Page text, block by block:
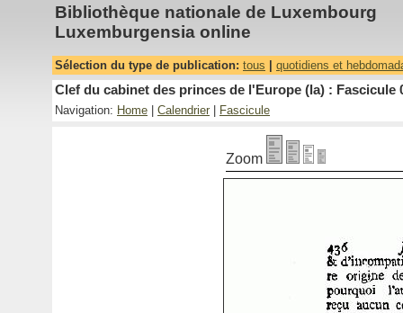
Bibliothèque nationale de Luxembourg
Luxemburgensia online
Sélection du type de publication: tous quotidiens et
Clef du cabinet des princes de l'Europe (la) : Fascicule
Navigation: Home Calendrier Fascicule
Zoom